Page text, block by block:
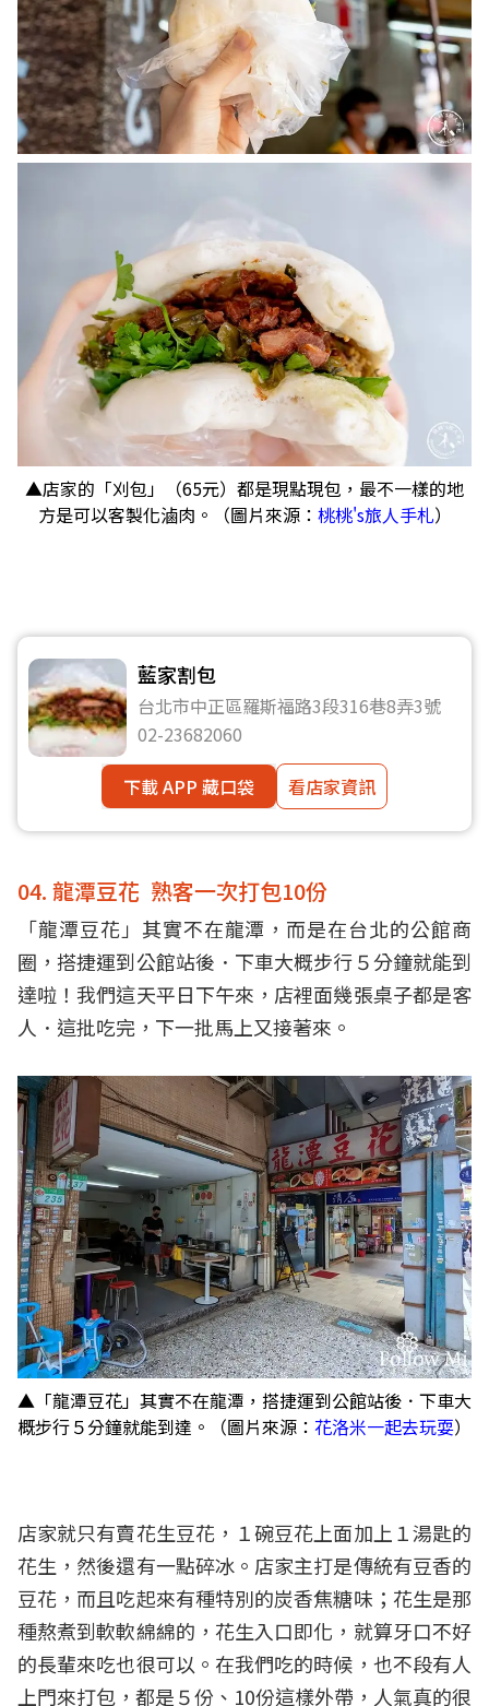
▲店家的「刈包」（65元）都是現點現包，最不一樣的地
方是可以客製化滷肉。（圖片來源： 桃桃's旅人手札）
藍家割包
台北市中正區羅斯福路3段316巷8弄3號
02-23682060
下載 APP 藏口袋
看店家資訊
04. 龍潭豆花 熟客一次打包10份
「龍潭豆花」其實不在龍潭，而是在台北的公館商
圈，搭捷運到公館站後．下車大概步行５分鐘就能到
達啦！我們這天平日下午來，店裡面幾張桌子都是客
人．這批吃完，下一批馬上又接著來。
▲「龍潭豆花」其實不在龍潭，搭捷運到公館站後．下車大
概步行５分鐘就能到達。（圖片來源： 花洛米一起去玩耍）
店家就只有賣花生豆花，１碗豆花上面加上１湯匙的
花生，然後還有一點碎冰。店家主打是傳統有豆香的
豆花，而且吃起來有種特別的炭香焦糖味；花生是那
種熬煮到軟軟綿綿的，花生入口即化，就算牙口不好
的長輩來吃也很可以。在我們吃的時候，也不段有人
上門來打包，都是５份、10份這樣外帶，人氣真的很